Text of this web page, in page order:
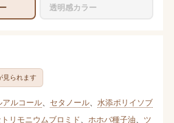
透明感カラー
見られます
アルコール、 セタノール、 水添ポリイソブ
トリモニウムブロミド ホホバ種子油
ツ